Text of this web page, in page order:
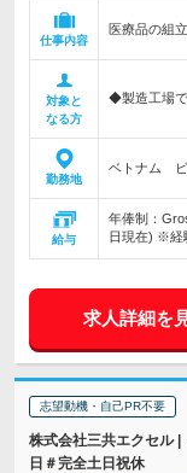
仕事内容
医療品の組
対象と
なる方
◆製造工場
勤務地
ベトナム ビ
給与
年俸制：
日現在) ※経
求人詳細を
志望動機・自己PR不要
株式会社三共エクセル
日＃完全土日祝休